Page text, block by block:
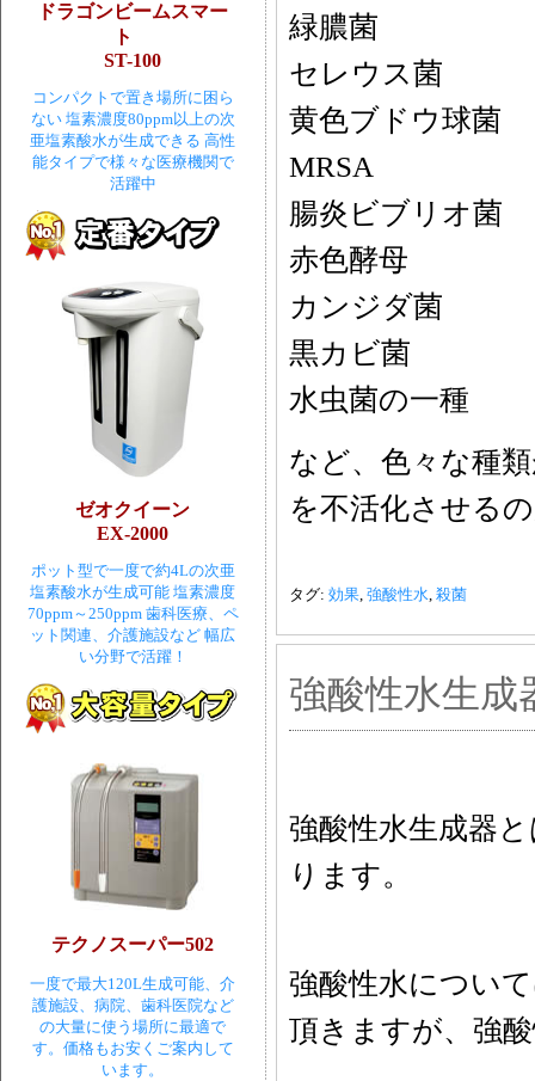
ドラゴンビームスマー
ト
ST-100
コンパクトで置き場所に困ら
ない 塩素濃度80ppm以上の次
亜塩素酸水が生成できる 高性
能タイプで様々な医療機関で
活躍中
ゼオクイーン
EX-2000
ポット型で一度で約4Lの次亜
塩素酸水が生成可能 塩素濃度
70ppm～250ppm 歯科医療、ペ
ット関連、介護施設など 幅広
い分野で活躍！
テクノスーパー502
一度で最大120L生成可能、介
護施設、病院、歯科医院など
の大量に使う場所に最適で
す。価格もお安くご案内して
います。
緑膿菌 院内
セレウス
黄色ブド
MRSA
腸炎ビブ
赤色酵母 水
カンジダ菌
黒カビ菌
水虫菌の一種
など、色々な種
を不活化させる
タグ: 効果, 強酸性水, 殺菌
強酸性水生
強酸性水生成器
ります。
強酸性水につい
頂きますが、強